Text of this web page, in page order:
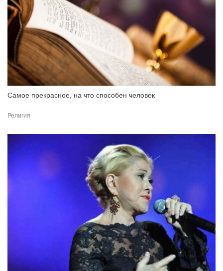
Самое прекрасное, на что способен человек
Религия